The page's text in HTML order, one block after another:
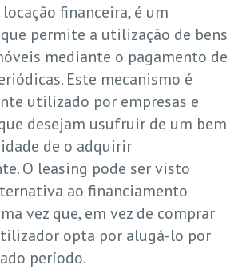
financeira, é um
permite a utilização de bens
mediante o pagamento de
Este mecanismo é
utilizado por empresas e
desejam usufruir de um bem
de o adquirir
O leasing pode ser visto
ao financiamento
vez que, em vez de comprar
opta por alugá-lo por
período.